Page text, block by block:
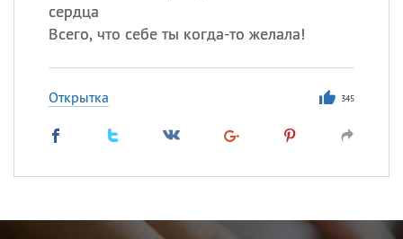
сердца
Всего, что себе ты когда-то желала!
Открытка 345